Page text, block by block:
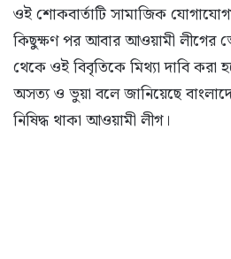
ওই শোকবার্তাটি সামাজিক
কিছুক্ষণ পর আবার আওয়ামী লীগের
থেকে ওই বিবৃতিকে মিথ্যা দাবি করা
অসত্য ও ভুয়া বলে জানিয়েছে
নিষিদ্ধ থাকা আওয়ামী লীগ।